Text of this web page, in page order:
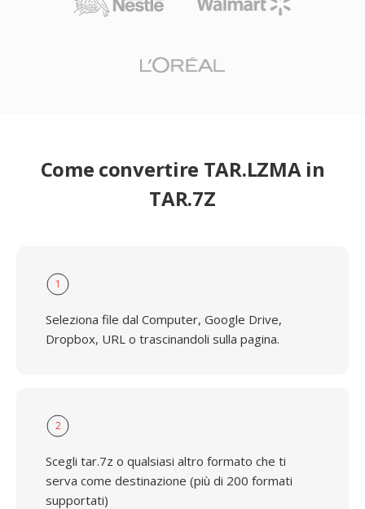
Come convertire TAR.LZMA in
TAR.7Z
1
Seleziona file dal Computer, Google Drive,
Dropbox, URL o trascinandoli sulla pagina.
2
Scegli tar.7z o qualsiasi altro formato che ti
serva come destinazione (più di 200 formati
supportati)